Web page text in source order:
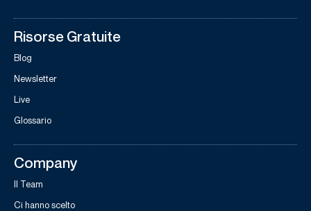
Risorse Gratuite
Blog
Newsletter
Live
Glossario
Company
Il Team
Ci hanno scelto